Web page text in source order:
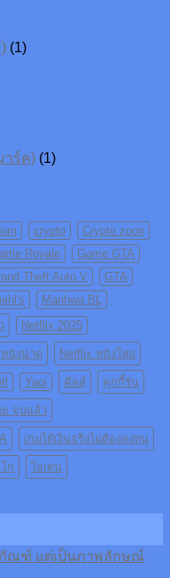
(1)
าร์ค) (1)
crypto
Crypto zoon
Royale
Game GTA
Theft Auto V
GTA
Manhwa BL
Netflix 2025
หนังน่าดู Netflix หนังใหม่
Yaoi คีลส์ คุกกี้รัน
จบแล้ว
เกมได้เงินจริงไม่ต้องลงทุน
ก ไอเดน
ภัณฑ์ แต่เป็นภาพลักษณ์